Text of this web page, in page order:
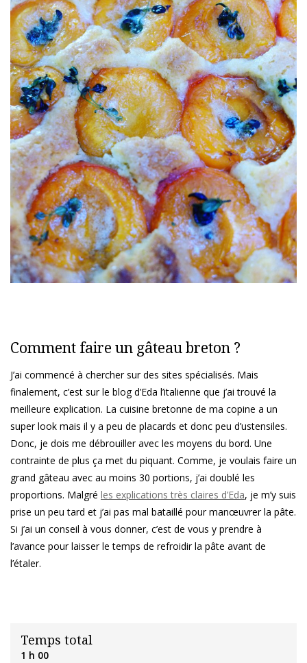
Comment faire un gâteau breton ?
J’ai commencé à chercher sur des sites spécialisés. Mais
finalement, c’est sur le blog d’Eda l’italienne que j’ai trouvé la
meilleure explication. La cuisine bretonne de ma copine a un
super look mais il y a peu de placards et donc peu d’ustensiles.
Donc, je dois me débrouiller avec les moyens du bord. Une
contrainte de plus ça met du piquant. Comme, je voulais faire un
grand gâteau avec au moins 30 portions, j’ai doublé les
proportions. Malgré les explications très claires d’Eda, je m’y suis
prise un peu tard et j’ai pas mal bataillé pour manœuvrer la pâte.
Si j’ai un conseil à vous donner, c’est de vous y prendre à
l’avance pour laisser le temps de refroidir la pâte avant de
l’étaler.
Temps total
1 h 00